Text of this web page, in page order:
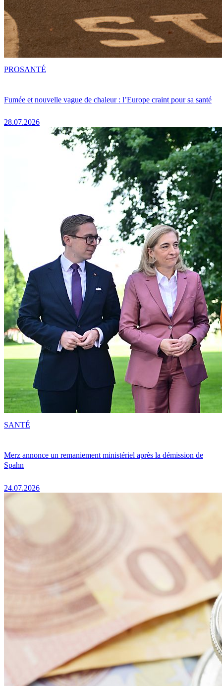
Fumée et nouvelle vague de chaleur : l’Europe craint pour sa santé
28.07.2026
PROSANTÉ
Merz annonce un remaniement ministériel après la démission de
Spahn
24.07.2026
SANTÉ